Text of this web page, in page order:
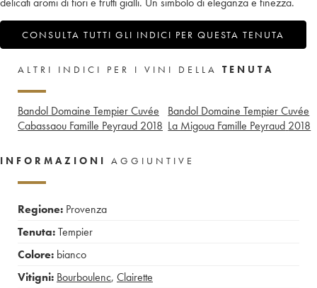
CONSULTA TUTTI GLI INDICI PER QUESTA TENUTA
ALTRI INDICI PER I VINI DELLA TENUTA
Bandol Domaine Tempier Cuvée
Cabassaou Famille Peyraud 2018
Bandol Domaine Tempier Cuvée
La Migoua Famille Peyraud 2018
INFORMAZIONI AGGIUNTIVE
Regione: Provenza
Tenuta:Tempier
Colore: bianco
Vitigni: Bourboulenc, Clairette